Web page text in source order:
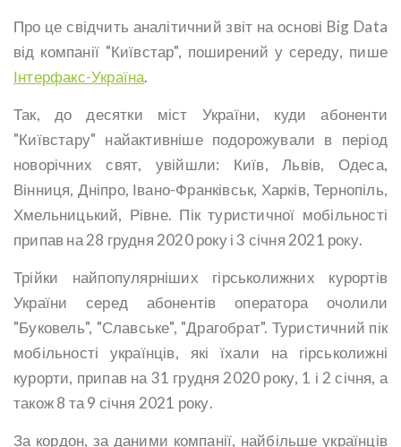
Про це свідчить аналітичний звіт на основі Big Data
від компанії "Київстар", поширений у середу, пише
Інтерфакс-Україна.
Так, до десятки міст України, куди абоненти
"Київстару" найактивніше подорожували в період
новорічних свят, увійшли: Київ, Львів, Одеса,
Вінниця, Дніпро, Івано-Франківськ, Харків, Тернопіль,
Хмельницький, Рівне. Пік туристичної мобільності
припав на 28 грудня 2020 року і 3 січня 2021 року.
Трійки найпопулярніших гірськолижних курортів
України серед абонентів оператора очолили
"Буковель", "Славське", "Драгобрат". Туристичний пік
мобільності українців, які їхали на гірськолижні
курорти, припав на 31 грудня 2020 року, 1 і 2 січня, а
також 8 та 9 січня 2021 року.
За кордон, за даними компанії, найбільше українців